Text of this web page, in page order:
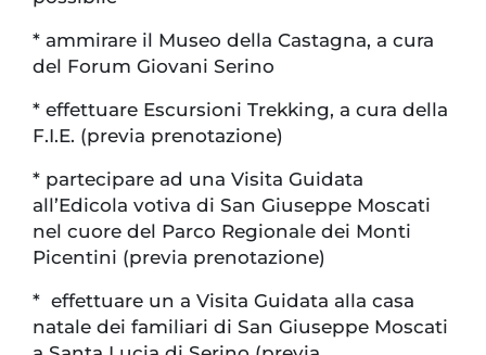
* ammirare il Museo della Castagna, a cura
del Forum Giovani Serino
* effettuare Escursioni Trekking, a cura della
F.I.E. (previa prenotazione)
* partecipare ad una Visita Guidata
all’Edicola votiva di San Giuseppe Moscati
nel cuore del Parco Regionale dei Monti
Picentini (previa prenotazione)
* effettuare un a Visita Guidata alla casa
natale dei familiari di San Giuseppe Moscati